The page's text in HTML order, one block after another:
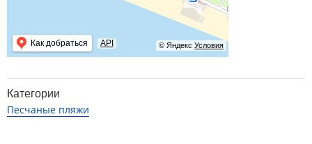
© Яндекс Условия
Как добраться API
Категории
Песчаные пляжи